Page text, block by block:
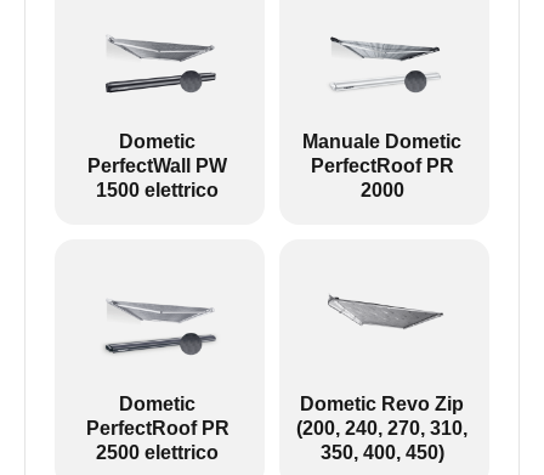
Sinistra: PW1100 --- Destra: Altre tende da sole
Revo zip è un tendalino portatile senza bracci.
Dometic
PerfectWall PW
1500 elettrico
Manuale Dometic
PerfectRoof PR
2000
Dometic
PerfectRoof PR
2500 elettrico
Dometic Revo Zip
(200, 240, 270, 310,
350, 400, 450)